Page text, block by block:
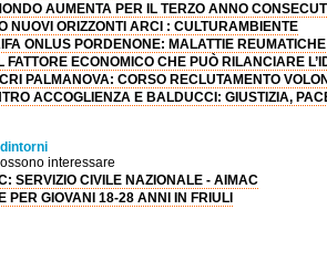
AUMENTA PER IL TERZO ANNO
NUOVI ORIZZONTI ARCI : CULTURAMBIENTE
ONLUS PORDENONE: MALATTIE
FATTORE ECONOMICO CHE PUÒ RILANCIARE
PALMANOVA: CORSO RECLUTAMENTO
ACCOGLIENZA E BALDUCCI: GIUSTIZIA,
interessare
SERVIZIO CIVILE NAZIONALE - AIMAC
PER GIOVANI 18-28 ANNI IN FRIULI